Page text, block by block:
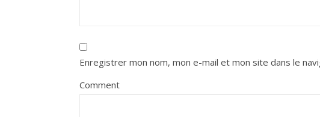
Enregistrer mon nom, mon e-mail et mon site dans le
Comment